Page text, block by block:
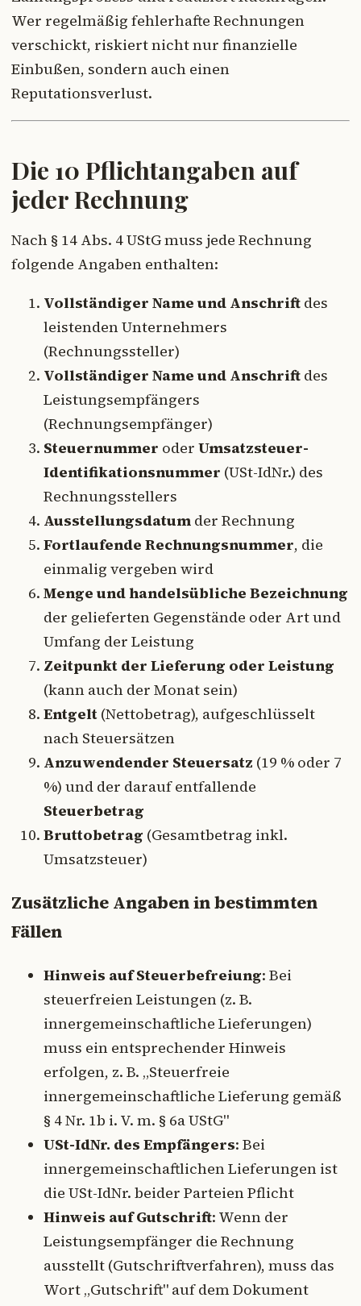
Wer regelmäßig fehlerhafte Rechnungen
verschickt, riskiert nicht nur finanzielle
Einbußen, sondern auch einen
Reputationsverlust.
Die 10 Pflichtangaben auf
jeder Rechnung
Nach § 14 Abs. 4 UStG muss jede Rechnung
folgende Angaben enthalten:
Vollständiger Name und Anschrift des
leistenden Unternehmers
(Rechnungssteller)
Vollständiger Name und Anschrift des
Leistungsempfängers
(Rechnungsempfänger)
Steuernummer oder Umsatzsteuer-
Identifikationsnummer (USt-IdNr.) des
Rechnungsstellers
Ausstellungsdatum der Rechnung
Fortlaufende Rechnungsnummer, die
einmalig vergeben wird
Menge und handelsübliche Bezeichnung
der gelieferten Gegenstände oder Art und
Umfang der Leistung
Zeitpunkt der Lieferung oder Leistung
(kann auch der Monat sein)
Entgelt (Nettobetrag), aufgeschlüsselt
nach Steuersätzen
Anzuwendender Steuersatz (19 % oder 7
%) und der darauf entfallende
Steuerbetrag
Bruttobetrag (Gesamtbetrag inkl.
Umsatzsteuer)
Zusätzliche Angaben in bestimmten
Fällen
Hinweis auf Steuerbefreiung: Bei
steuerfreien Leistungen (z. B.
innergemeinschaftliche Lieferungen)
muss ein entsprechender Hinweis
erfolgen, z. B. „Steuerfreie
innergemeinschaftliche Lieferung gemäß
§ 4 Nr. 1b i. V. m. § 6a UStG"
USt-IdNr. des Empfängers: Bei
innergemeinschaftlichen Lieferungen ist
die USt-IdNr. beider Parteien Pflicht
Hinweis auf Gutschrift: Wenn der
Leistungsempfänger die Rechnung
ausstellt (Gutschriftverfahren), muss das
Wort „Gutschrift" auf dem Dokument